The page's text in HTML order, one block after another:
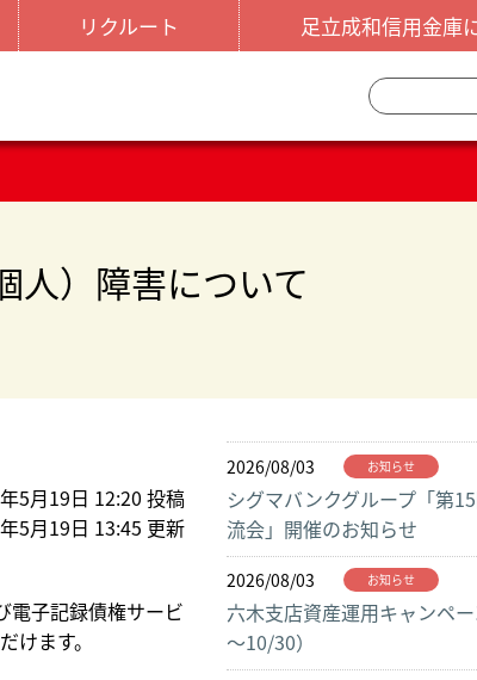
リクルート 足立成和信用金庫
人）障害について
5月19日 12:20 投稿
5月19日 13:45 更新
電子記録債権サービ
けます。
2026/08/03 お知らせ
シグマバンクグループ「第
流会」開催のお知らせ
2026/08/03 お知らせ
六木支店資産運用キャンペ
～10/30）